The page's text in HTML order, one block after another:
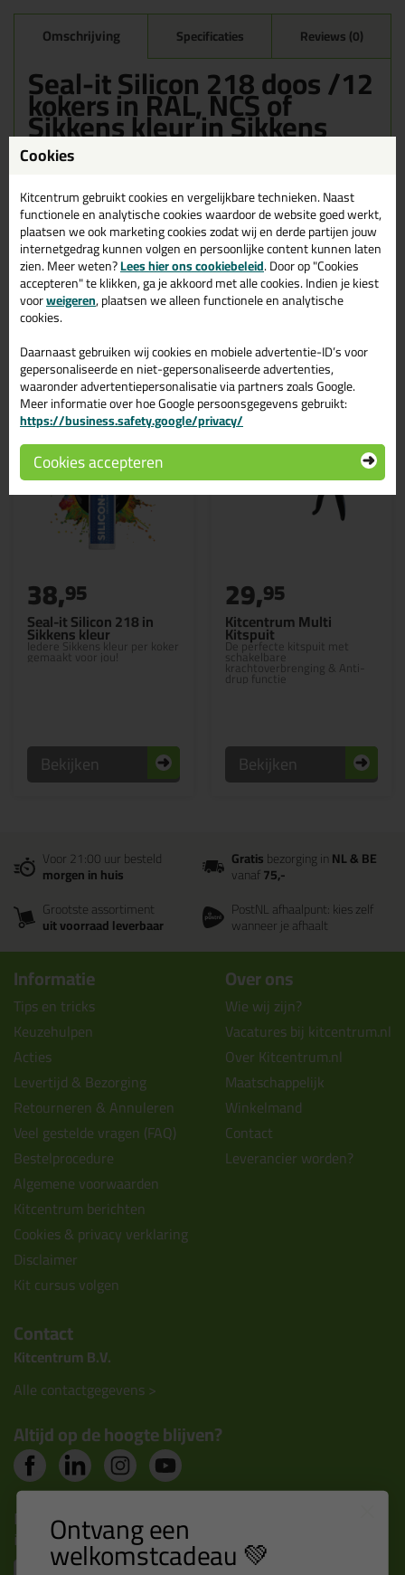
Omschrijving Specificaties Reviews (0)
Seal-it Silicon 218 doos /12
kokers in RAL, NCS of
Sikkens kleur in Sikkens
F6.05.50
Sikkens kleur in Sikkens F6.05.50 vandaag nog! Vandaag besteld
= morgen in huis.
Wil je meer weten over de toepassing en kenmerken van dit
product?Lees alles over dit product >
Gerelateerde producten
Seal-it Silicon 218 in
Sikkens kleur
Iedere Sikkens kleur per koker
gemaakt voor jou!
38,95
Bekijken
Kitcentrum Multi
Kitspuit
De perfecte kitspuit met
schakelbare
krachtoverbrenging & Anti-
drup functie
29,95
Bekijken
Voor 21:00 uur besteld
morgen in huis
Gratisbezorging inNL & BE
vanaf75,-
Grootste assortiment
uit voorraad leverbaar
PostNL afhaalpunt: kies zelf
wanneer je afhaalt
Informatie
Tips en tricks
Keuzehulpen
Acties
Levertijd & Bezorging
Retourneren & Annuleren
Veel gestelde vragen (FAQ)
Bestelprocedure
Algemene voorwaarden
Kitcentrum berichten
Cookies & privacy verklaring
Disclaimer
Kit cursus volgen
Over ons
Wie wij zijn?
Vacatures bij kitcentrum.nl
Over Kitcentrum.nl
Maatschappelijk
Winkelmand
Contact
Leverancier worden?
Contact
Kitcentrum B.V.
Alle contactgegevens >
Altijd op de hoogte blijven?
Nieuws, tips en exclusieve deals rechtstreeks in je
inbox
Cookies
Kitcentrum gebruikt cookies en vergelijkbare technieken. Naast
functionele en analytische cookies waardoor de website goed werkt,
plaatsen we ook marketing cookies zodat wij en derde partijen jouw
internetgedrag kunnen volgen en persoonlijke content kunnen laten
zien. Meer weten?Lees hier ons cookiebeleid. Door op "Cookies
accepteren" te klikken, ga je akkoord met alle cookies. Indien je kiest
voorweigeren, plaatsen we alleen functionele en analytische
cookies.
Daarnaast gebruiken wij cookies en mobiele advertentie-ID’s voor
gepersonaliseerde en niet-gepersonaliseerde advertenties,
waaronder advertentiepersonalisatie via partners zoals Google.
Meer informatie over hoe Google persoonsgegevens gebruikt:
https://business.safety.google/privacy/
Cookies accepteren
Ontvang een
welkomstcadeau 💚